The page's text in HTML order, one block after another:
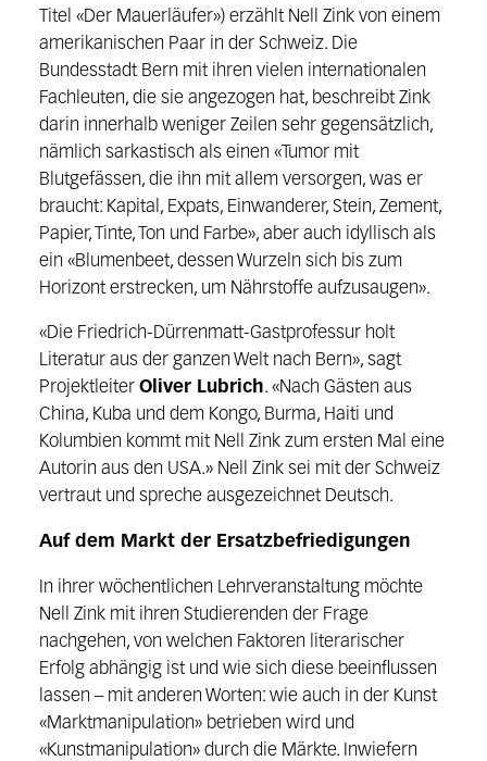
Titel «Der Mauerläufer») erzählt Nell Zink von einem
amerikanischen Paar in der Schweiz. Die
Bundesstadt Bern mit ihren vielen internationalen
Fachleuten, die sie angezogen hat, beschreibt Zink
darin innerhalb weniger Zeilen sehr gegen­sätzlich,
nämlich sarkastisch als einen «Tumor mit
Blutgefässen, die ihn mit allem versorgen, was er
braucht: Kapital, Expats, Einwan­derer, Stein, Zement,
Papier, Tinte, Ton und Farbe», aber auch idyllisch als
ein «Blumenbeet, dessen Wurzeln sich bis zum
Horizont erstrecken, um Nährstoffe aufzusaugen».
«Die Friedrich-Dürrenmatt-Gastprofessur holt
Literatur aus der ganzen Welt nach Bern», sagt
Projektleiter Oliver Lubrich. «Nach Gästen aus
China, Kuba und dem Kongo, Burma, Haiti und
Kolumbien kommt mit Nell Zink zum ersten Mal eine
Autorin aus den USA.» Nell Zink sei mit der Schweiz
vertraut und spreche ausgezeichnet Deutsch.
Auf dem Markt der Ersatzbefriedigungen
In ihrer wöchentlichen Lehrveranstaltung möchte
Nell Zink mit ihren Studierenden der Frage
nachgehen, von welchen Faktoren literarischer
Erfolg abhängig ist und wie sich diese beeinflussen
lassen – mit anderen Worten: wie auch in der Kunst
«Marktmanipulation» betrieben wird und
«Kunstmanipulation» durch die Märkte. Inwiefern